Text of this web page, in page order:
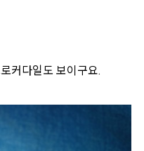
커다일도 보이구요.